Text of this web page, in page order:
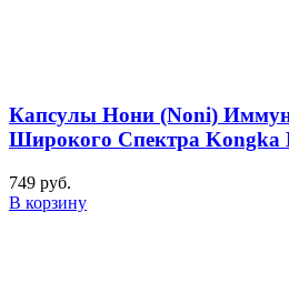
Капсулы Нони (Noni)
Широкого Спектра Kongka
749 руб.
В корзину